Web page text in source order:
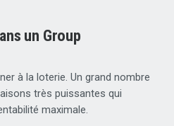
un Group
à la loterie. Un grand nombre
très puissantes qui
maximale.